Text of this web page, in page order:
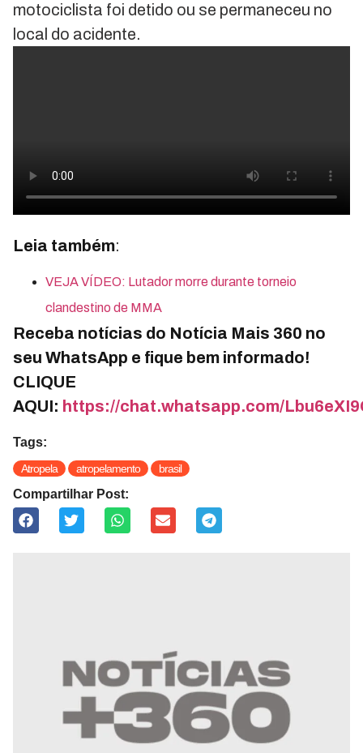
motociclista foi detido ou se permaneceu no
local do acidente.
Leia também:
VEJA VÍDEO: Lutador morre durante torneio
clandestino de MMA
Receba notícias do Notícia Mais 360 no
seu WhatsApp e fique bem informado!
CLIQUE
AQUI: https://chat.whatsapp.com/
Tags:
Atropela atropelamento brasil
Compartilhar Post: